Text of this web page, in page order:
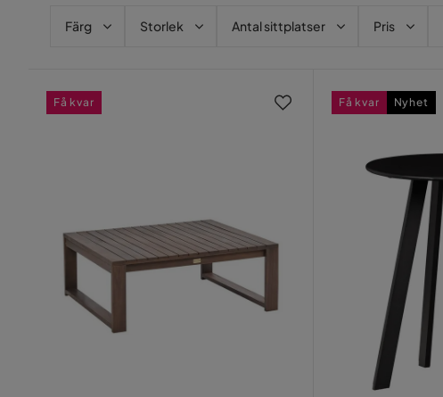
Färg Storlek Antal sittplatser Pris
Få kvar Få kvar Nyhet